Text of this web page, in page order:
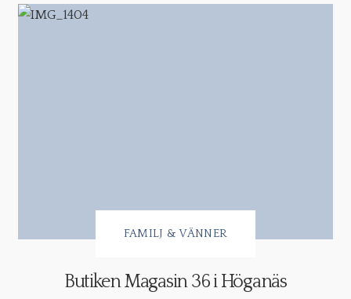
FAMILJ & VÄNNER
Butiken Magasin 36 i Höganäs